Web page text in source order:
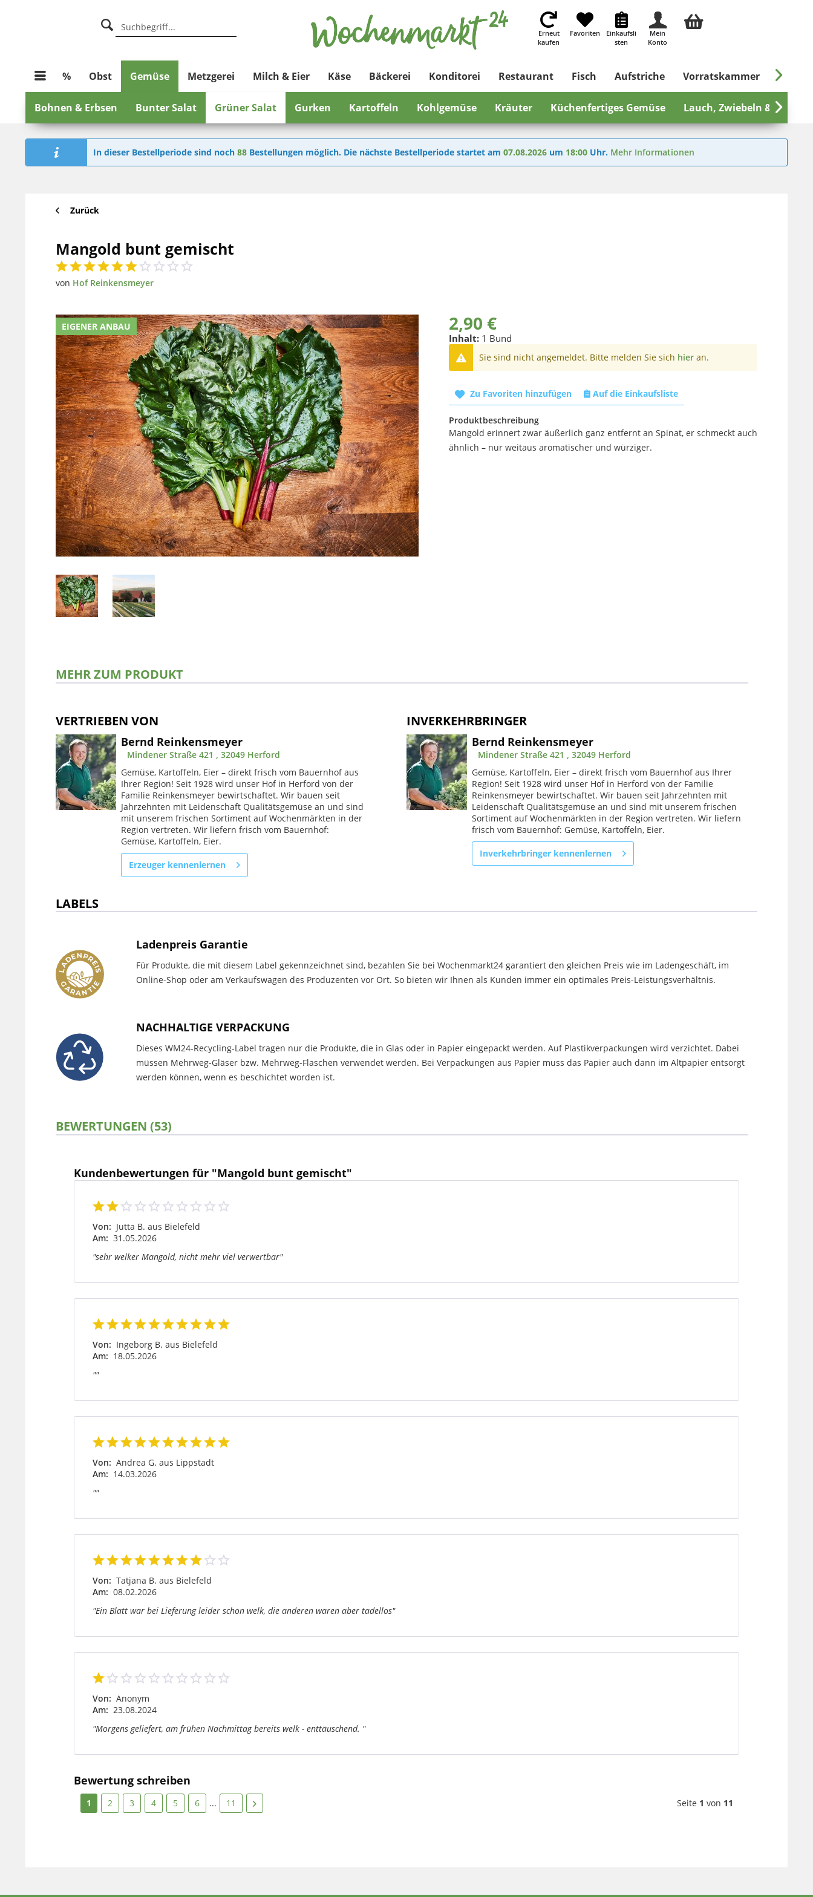
Erneut
kaufen
Favoriten
Einkaufsli
sten
Mein
Konto
% Obst Gemüse Metzgerei Milch & Eier Käse Bäckerei Konditorei Restaurant Fisch Aufstriche Vorratskammer Süßes
Bohnen & Erbsen Bunter Salat Grüner Salat Gurken Kartoffeln Kohlgemüse Kräuter Küchenfertiges Gemüse Lauch, Zwiebeln & mehr


In dieser Bestellperiode sind noch 88 Bestellungen möglich. Die nächste Bestellperiode startet am 07.08.2026 um 18:00 Uhr. Mehr Informationen
Zurück
Mangold bunt gemischt
von Hof Reinkensmeyer
EIGENER ANBAU 2,90 €
Inhalt: 1 Bund
Sie sind nicht angemeldet. Bitte melden Sie sich hier an.
Zu Favoriten hinzufügen Auf die Einkaufsliste
Produktbeschreibung
Mangold erinnert zwar äußerlich ganz entfernt an Spinat, er schmeckt auch
ähnlich – nur weitaus aromatischer und würziger.
MEHR ZUM PRODUKT
VERTRIEBEN VON
Bernd Reinkensmeyer
Mindener Straße 421 , 32049 Herford
Gemüse, Kartoffeln, Eier – direkt frisch vom Bauernhof aus
Ihrer Region! Seit 1928 wird unser Hof in Herford von der
Familie Reinkensmeyer bewirtschaftet. Wir bauen seit
Jahrzehnten mit Leidenschaft Qualitätsgemüse an und sind
mit unserem frischen Sortiment auf Wochenmärkten in der
Region vertreten. Wir liefern frisch vom Bauernhof:
Gemüse, Kartoffeln, Eier.
Erzeuger kennenlernen
INVERKEHRBRINGER
Bernd Reinkensmeyer
Mindener Straße 421 , 32049 Herford
Gemüse, Kartoffeln, Eier – direkt frisch vom Bauernhof aus Ihrer
Region! Seit 1928 wird unser Hof in Herford von der Familie
Reinkensmeyer bewirtschaftet. Wir bauen seit Jahrzehnten mit
Leidenschaft Qualitätsgemüse an und sind mit unserem frischen
Sortiment auf Wochenmärkten in der Region vertreten. Wir liefern
frisch vom Bauernhof: Gemüse, Kartoffeln, Eier.
Inverkehrbringer kennenlernen
LABELS
Ladenpreis Garantie
Für Produkte, die mit diesem Label gekennzeichnet sind, bezahlen Sie bei Wochenmarkt24 garantiert den gleichen Preis wie im Ladengeschäft, im
Online-Shop oder am Verkaufswagen des Produzenten vor Ort. So bieten wir Ihnen als Kunden immer ein optimales Preis-Leistungsverhältnis.
NACHHALTIGE VERPACKUNG
Dieses WM24-Recycling-Label tragen nur die Produkte, die in Glas oder in Papier eingepackt werden. Auf Plastikverpackungen wird verzichtet. Dabei
müssen Mehrweg-Gläser bzw. Mehrweg-Flaschen verwendet werden. Bei Verpackungen aus Papier muss das Papier auch dann im Altpapier entsorgt
werden können, wenn es beschichtet worden ist.
BEWERTUNGEN (53)
Kundenbewertungen für "Mangold bunt gemischt"
Von: Jutta B. aus Bielefeld
Am: 31.05.2026
"sehr welker Mangold, nicht mehr viel verwertbar"
Von: Ingeborg B. aus Bielefeld
Am: 18.05.2026
""
Von: Andrea G. aus Lippstadt
Am: 14.03.2026
""
Von: Tatjana B. aus Bielefeld
Am: 08.02.2026
"Ein Blatt war bei Lieferung leider schon welk, die anderen waren aber tadellos"
Von: Anonym
Am: 23.08.2024
"Morgens geliefert, am frühen Nachmittag bereits welk - enttäuschend. "
Bewertung schreiben
1 2 3 4 5 6 ... 11 Seite 1 von 11